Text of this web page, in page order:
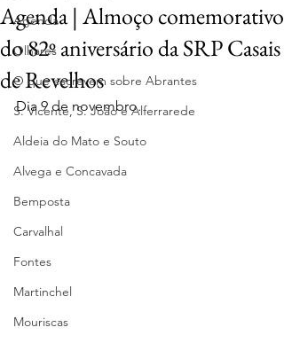
Agenda
Olhares
O que escrevem sobre Abrantes
S. Vicente, S. João e Alferrarede
Aldeia do Mato e Souto
Alvega e Concavada
Bemposta
Carvalhal
Fontes
Martinchel
Mouriscas
Agenda | Almoço comemorativo
do 82º aniversário da SRP Casais
de Revelhos
Dia 9 de novembro.